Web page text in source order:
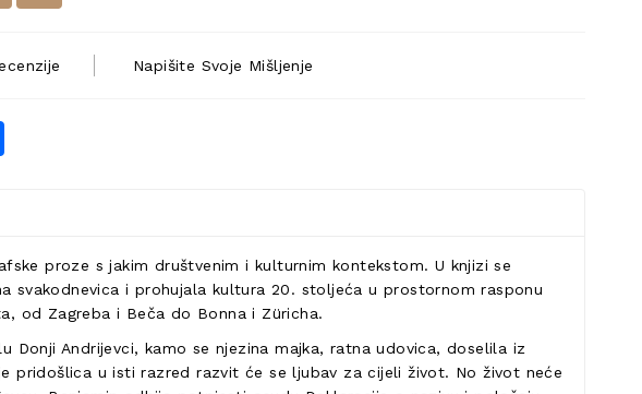
Napišite Svoje Mišljenje
proze s jakim društvenim i kulturnim kontekstom. U knjizi se
i prohujala kultura 20. stoljeća u prostornom rasponu
od Zagreba i Beča do Bonna i Züricha.
Donji Andrijevci, kamo se njezina majka, ratna udovica, doselila iz
pridošlica u isti razred razvit će se ljubav za cijeli život. No život neće